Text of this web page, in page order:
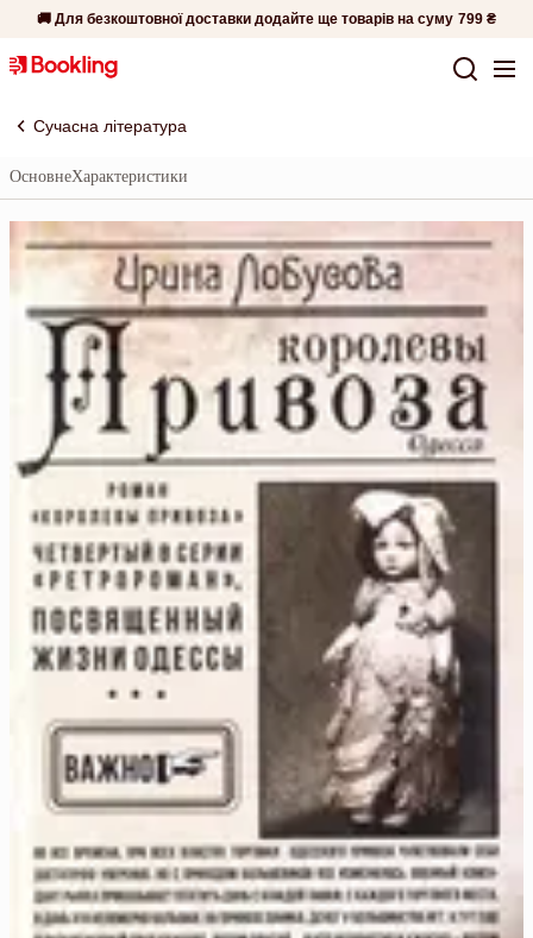
🚚 Для безкоштовної доставки додайте ще товарів на суму 799 ₴
Сучасна література
ОсновнеХарактеристики